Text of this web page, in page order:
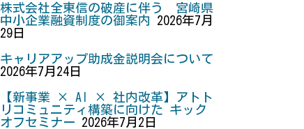
株式会社全東信の破産に伴う 宮崎県
中小企業融資制度の御案内
2026年7月
29日
キャリアアップ助成金説明会について
2026年7月24日
【新事業 × AI × 社内改革】アトト
リコミュニティ構築に向けた キック
オフセミナー
2026年7月2日